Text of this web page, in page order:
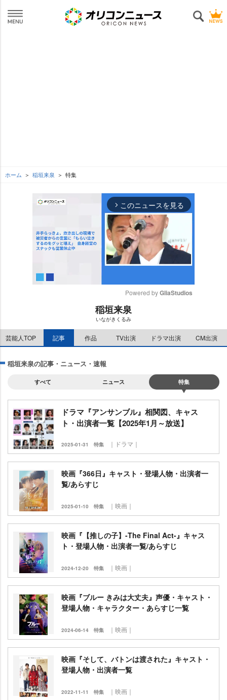
ホーム 稲垣来泉 特集
arrow_forward_ios このニュースを見る
e
Powered by GliaStudios
稲垣来泉
いながきくるみ
芸能人TOP 記事 作品 TV出演 ドラマ出演 CM出演
稲垣来泉の記事・ニュース・速報
すべて ニュース 特集
ドラマ『アンサンブル』相関図、キャス
ト・出演者一覧【2025年1月～放送】
2025-01-31 特集 ｜ドラマ｜
映画『366日』キャスト・登場人物・出演者一
覧/あらすじ
2025-01-10 特集 ｜映画｜
映画『【推しの子】-The Final Act-』キャス
ト・登場人物・出演者一覧/あらすじ
2024-12-20 特集 ｜映画｜
映画『ブルー きみは大丈夫』声優・キャスト・
登場人物・キャラクター・あらすじ一覧
2024-06-14 特集 ｜映画｜
映画『そして、バトンは渡された』キャスト・
登場人物・出演者一覧
2022-11-11 特集 ｜映画｜